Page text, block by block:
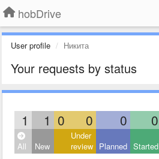
hobDrive
User profile Никита
Your requests by status
1 1 0 0 0 0
All New
Under
review Planned Started